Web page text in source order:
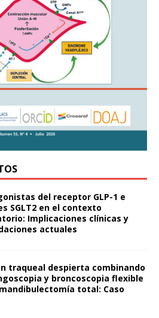
del receptor GLP-1 e
SGLT2 en el contexto
Implicaciones clínicas y
actuales
traqueal despierta combinando
y broncoscopia flexible
total: Caso